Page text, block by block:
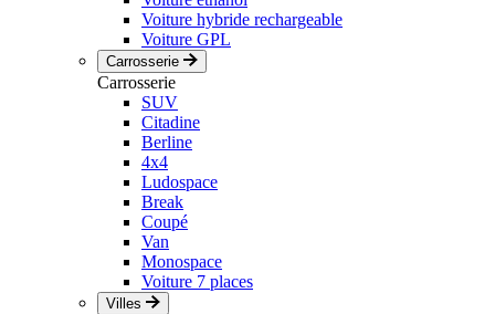
Voiture hybride rechargeable
Voiture GPL
Carrosserie
Carrosserie
SUV
Citadine
Berline
4x4
Ludospace
Break
Coupé
Van
Monospace
Voiture 7 places
Villes